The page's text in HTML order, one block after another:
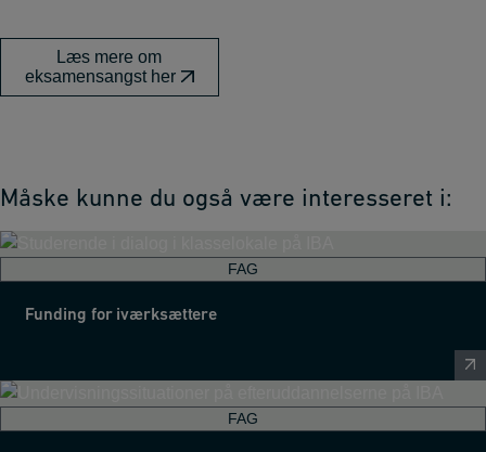
Læs mere om
eksamensangst her
Måske kunne du også være interesseret i:
FAG
Funding for iværksættere
FAG